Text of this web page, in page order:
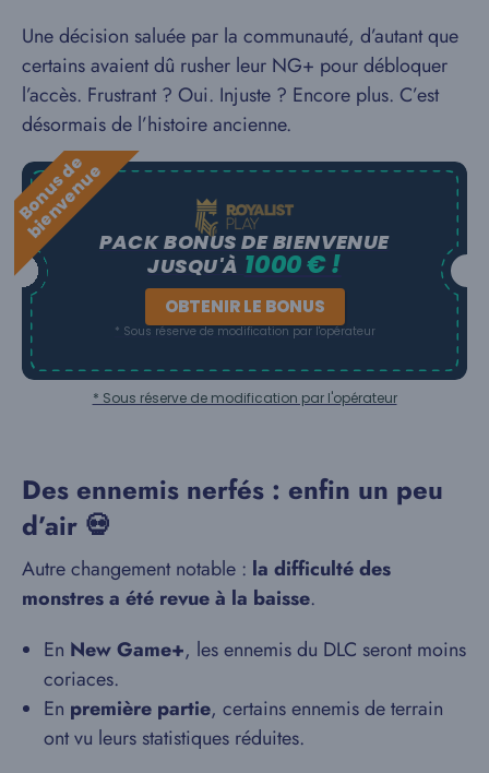
Une décision saluée par la communauté, d’autant que
certains avaient dû rusher leur NG+ pour débloquer
l’accès. Frustrant ? Oui. Injuste ? Encore plus. C’est
désormais de l’histoire ancienne.
B
o
n
u
s
d
e
b
i
e
n
v
e
n
u
ePACK BONUS DE BIENVENUE
JUSQU'À 1000 € !
OBTENIR LE BONUS
* Sous réserve de modification par l'opérateur
* Sous réserve de modification par l'opérateur
Des ennemis nerfés : enfin un peu
d’air 💀
Autre changement notable : la difficulté des
monstres a été revue à la baisse.
En New Game+, les ennemis du DLC seront moins
coriaces.
En première partie, certains ennemis de terrain
ont vu leurs statistiques réduites.